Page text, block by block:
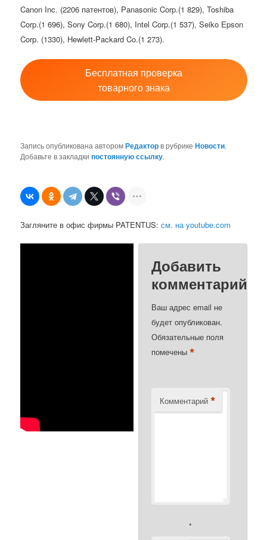
Canon Inc. (2206 патентов), Panasonic Corp.(1 829), Toshiba
Corp.(1 696), Sony Corp.(1 680), Intel Corp.(1 537), Seiko Epson
Corp. (1330), Hewlett-Packard Co.(1 273).
Бесплатная проверка
товарного знака
Запись опубликована авторомРедакторв рубрикеНовости.
Добавьте в закладкипостоянную ссылку.
Загляните в офис фирмы PATENTUS:см. на youtube.com
Добавить
комментарий
Ваш адрес email не
будет опубликован.
Обязательные поля
помечены*
Комментарий *
*